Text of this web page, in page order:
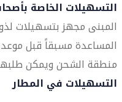
التسهيلات الخاصة
المبنى مجهز بتسهيلات
المساعدة مسبقاً قبل
منطقة الشحن ويمكن
التسهيلات في المطار